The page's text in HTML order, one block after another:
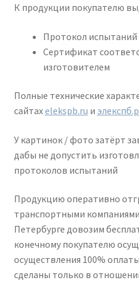
К продукции покупателю
Протокол
Сертификат
изготовителем
Полные технические
сайтахelekspb.ru и
У картинок / фото затёрт
дабы не допустить
протоколов испытаний
Продукцию оперативно
транспортными
Петербурге довозим
конечному покупателю
осуществления 100%
сделаны только в